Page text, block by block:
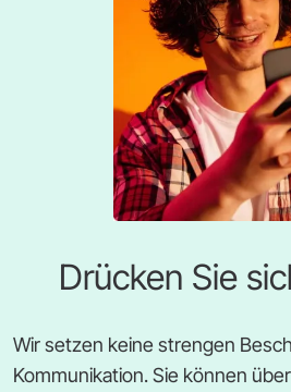
Drücken Sie
Wir setzen keine strengen
Kommunikation. Sie können